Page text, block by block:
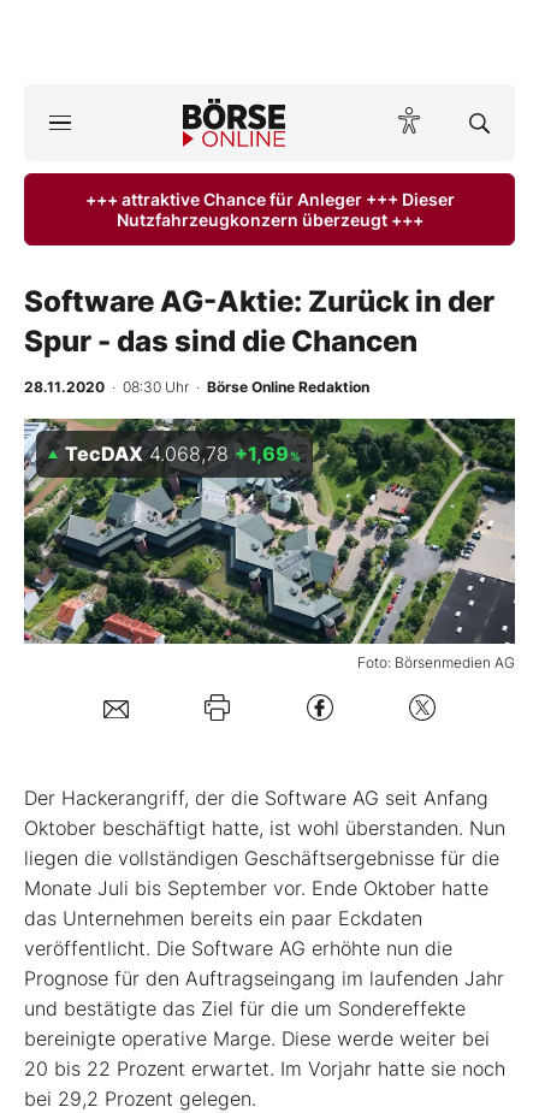
ktuelle Ausgabe BÖRSE ONLINE lesen
Anlageprodukte
Finanz-Check
BO-Musterdepots
Experten
Mein B:O
Kontakt
+++ attraktive Chance für Anleger +++ Dieser
Nutzfahrzeugkonzern überzeugt +++
Software AG-Aktie: Zurück in der
Spur - das sind die Chancen
28.11.2020 · 08:30 Uhr · Börse Online Redaktion
Foto: Börsenmedien AG
TecDAX 4.068,78 +1,69%
Der Hackerangriff, der die Software AG seit Anfang
Oktober beschäftigt hatte, ist wohl überstanden. Nun
liegen die vollständigen Geschäftsergebnisse für die
Monate Juli bis September vor. Ende Oktober hatte
das Unternehmen bereits ein paar Eckdaten
veröffentlicht. Die Software AG erhöhte nun die
Prognose für den Auftragseingang im laufenden Jahr
und bestätigte das Ziel für die um Sondereffekte
bereinigte operative Marge. Diese werde weiter bei
20 bis 22 Prozent erwartet. Im Vorjahr hatte sie noch
bei 29,2 Prozent gelegen.